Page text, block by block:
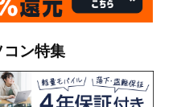
コン特集